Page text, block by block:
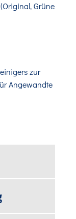
Grüne
zur
Angewandte